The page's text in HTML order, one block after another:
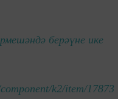
берәүне ике
k2/item/17873